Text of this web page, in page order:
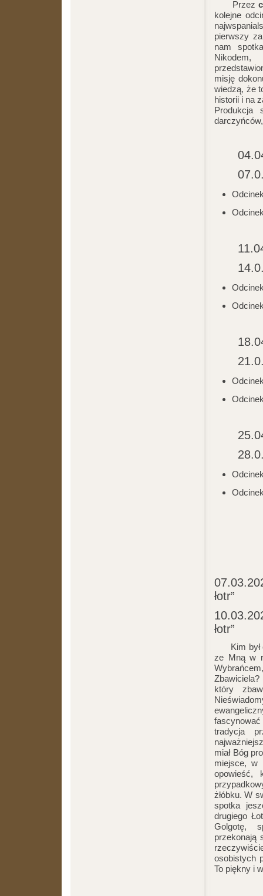
Przez
kolejne
pierwszy
nam
Nikodem,
misję
wiedzą, że
historii i na
Produkcja
łotr”
łotr”
Kim był
ze Mną w
który
fascynować
tradycja
miał Bóg
miejsce, w
opowieść,
żłóbku. W
spotka
drugiego
Golgotę,
przekonają
osobistych
To piękny i